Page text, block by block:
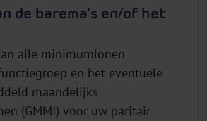
de barema’s en/of het
alle minimumlonen
en het eventuele
maandelijks
(GMMI) voor uw paritair